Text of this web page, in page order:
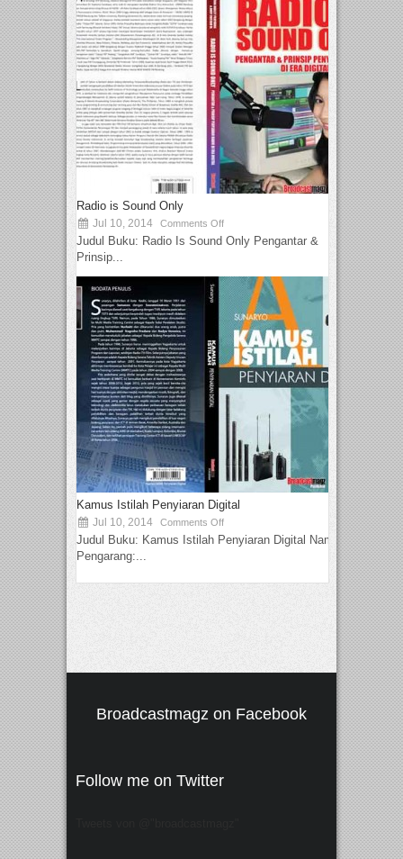
Radio is Sound Only
Jul 10, 2014 Comments Off
Judul Buku: Radio Is Sound Only Pengantar &
Prinsip...
Kamus Istilah Penyiaran Digital
Jul 10, 2014 Comments Off
Judul Buku: Kamus Istilah Penyiaran Digital Nama
Pengarang:...
Broadcastmagz on Facebook
Follow me on Twitter